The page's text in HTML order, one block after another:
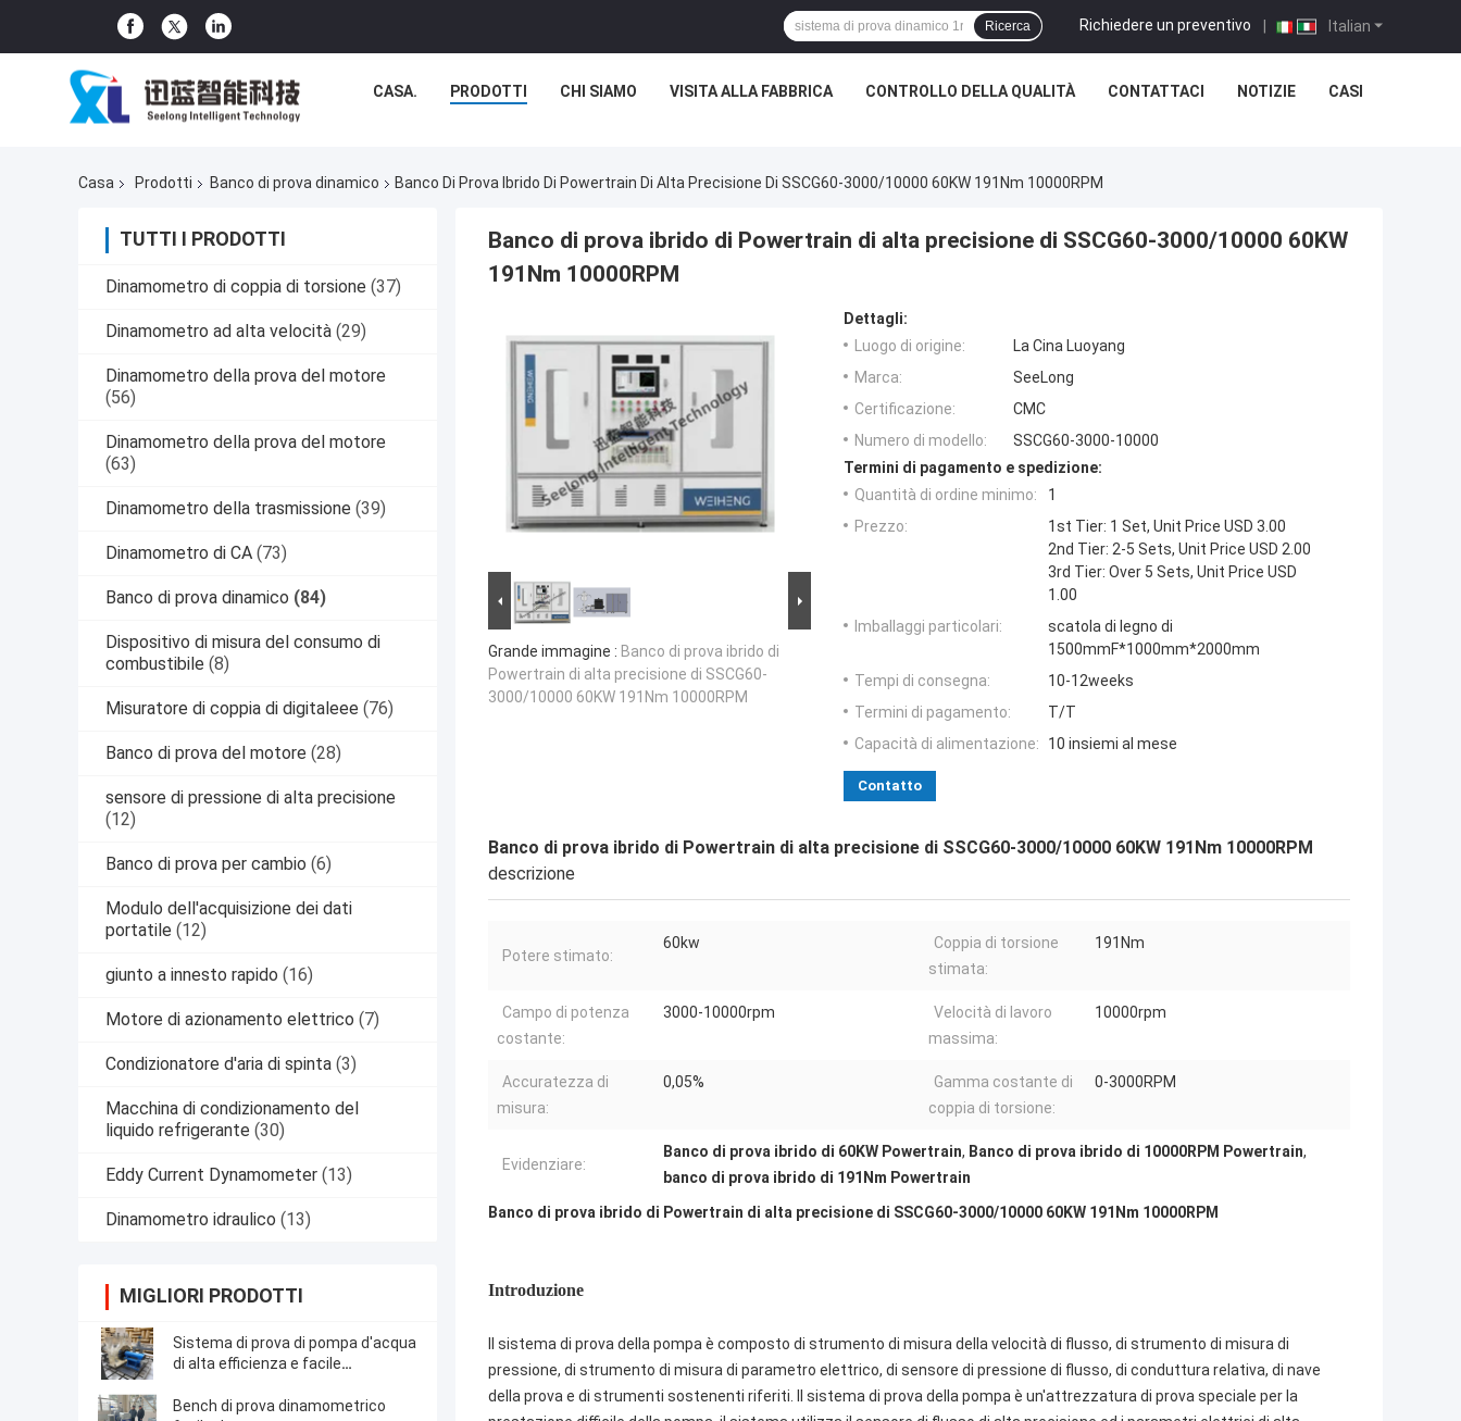
Italian
Richiedere un preventivo |
Ricerca
CASA. PRODOTTI CHI SIAMO VISITA ALLA FABBRICA CONTROLLO DELLA QUALITÀ CONTATTACI NOTIZIE CASI
Casa Prodotti Banco di prova dinamico Banco Di Prova Ibrido Di Powertrain Di Alta Precisione Di SSCG60-3000/10000 60KW 191Nm 10000RPM
TUTTI I PRODOTTI
Dinamometro di coppia di torsione (37)
Dinamometro ad alta velocità (29)
Dinamometro della prova del motore
(56)
Dinamometro della prova del motore
(63)
Dinamometro della trasmissione (39)
Dinamometro di CA (73)
Banco di prova dinamico (84)
Dispositivo di misura del consumo di
combustibile (8)
Misuratore di coppia di digitaleee (76)
Banco di prova del motore (28)
sensore di pressione di alta precisione
(12)
Banco di prova per cambio (6)
Modulo dell'acquisizione dei dati
portatile (12)
giunto a innesto rapido (16)
Motore di azionamento elettrico (7)
Condizionatore d'aria di spinta (3)
Macchina di condizionamento del
liquido refrigerante (30)
Eddy Current Dynamometer (13)
Dinamometro idraulico (13)
MIGLIORI PRODOTTI
Sistema di prova di pompa d'acqua
di alta efficienza e facile
Bench di prova dinamometrico
Banco di prova ibrido di Powertrain di alta precisione di SSCG60-3000/10000 60KW
191Nm 10000RPM
Grande immagine : Banco di prova ibrido di
Powertrain di alta precisione di SSCG60-
3000/10000 60KW 191Nm 10000RPM
Dettagli:
Luogo di origine:
La Cina Luoyang
Marca:
SeeLong
Certificazione:
CMC
Numero di modello:
SSCG60-3000-10000
Termini di pagamento e spedizione:
Quantità di ordine minimo:
1
Prezzo:
1st Tier: 1 Set, Unit Price USD 3.00
2nd Tier: 2-5 Sets, Unit Price USD 2.00
3rd Tier: Over 5 Sets, Unit Price USD
1.00
Imballaggi particolari:
scatola di legno di
1500mmF*1000mm*2000mm
Tempi di consegna:
10-12weeks
Termini di pagamento:
T/T
Capacità di alimentazione:
10 insiemi al mese
Contatto
Banco di prova ibrido di Powertrain di alta precisione di SSCG60-3000/10000 60KW 191Nm 10000RPM
descrizione
Potere stimato:
60kw
Coppia di torsione
stimata:
191Nm
Campo di potenza
costante:
3000-10000rpm
Velocità di lavoro
massima:
10000rpm
Accuratezza di
misura:
0,05%
Gamma costante di
coppia di torsione:
0-3000RPM
Evidenziare:
Banco di prova ibrido di 60KW Powertrain, Banco di prova ibrido di 10000RPM Powertrain,
banco di prova ibrido di 191Nm Powertrain
Banco di prova ibrido di Powertrain di alta precisione di SSCG60-3000/10000 60KW 191Nm 10000RPM
Introduzione
Il sistema di prova della pompa è composto di strumento di misura della velocità di flusso, di strumento di misura di
pressione, di strumento di misura di parametro elettrico, di sensore di pressione di flusso, di conduttura relativa, di nave
della prova e di strumenti sostenenti riferiti. Il sistema di prova della pompa è un'attrezzatura di prova speciale per la